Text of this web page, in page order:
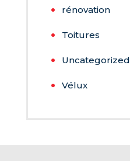
rénovation
Toitures
Uncategorized
Vélux